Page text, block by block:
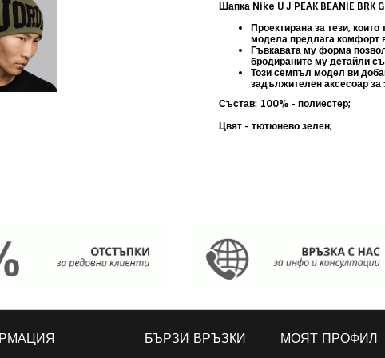
Шапка Nike U J PEAK BEANIE BRK
Проектирана за тези,
моделапредлага комфорт
Гъвкавата му форма
бродираните му детайли
Тозисемпъл модел ви
задължителен аксесоар за
Състав: 100% - полиестер;
Цвят - тютюнево зелен;
БЪРЗИ ВРЪЗКИ МОЯТ ПРОФИЛ